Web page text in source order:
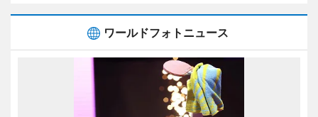
ワールドフォトニュース